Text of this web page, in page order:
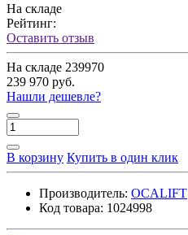
На складе
Рейтинг:
Оставить отзыв
На складе 239970
239 970 руб.
Нашли дешевле?
В корзину Купить в один клик
Производитель: OCALIFT
Код товара: 1024998